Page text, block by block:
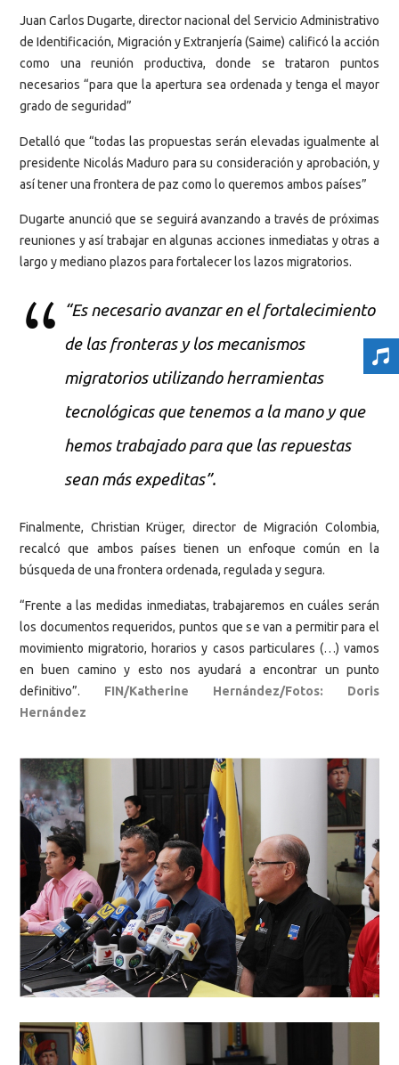
Juan Carlos Dugarte, director nacional del Servicio Administrativo
de Identificación, Migración y Extranjería (Saime) calificó la acción
como una reunión productiva, donde se trataron puntos
necesarios “para que la apertura sea ordenada y tenga el mayor
grado de seguridad”
Detalló que “todas las propuestas serán elevadas igualmente al
presidente Nicolás Maduro para su consideración y aprobación, y
así tener una frontera de paz como lo queremos ambos países”
Dugarte anunció que se seguirá avanzando a través de próximas
reuniones y así trabajar en algunas acciones inmediatas y otras a
largo y mediano plazos para fortalecer los lazos migratorios.
“Es necesario avanzar en el fortalecimiento
de las fronteras y los mecanismos
migratorios utilizando herramientas
tecnológicas que tenemos a la mano y que
hemos trabajado para que las repuestas
sean más expeditas”.
Finalmente, Christian Krüger, director de Migración Colombia,
recalcó que ambos países tienen un enfoque común en la
búsqueda de una frontera ordenada, regulada y segura.
“Frente a las medidas inmediatas, trabajaremos en cuáles serán
los documentos requeridos, puntos que se van a permitir para el
movimiento migratorio, horarios y casos particulares (…) vamos
en buen camino y esto nos ayudará a encontrar un punto
definitivo”.
FIN/Katherine Hernández/Fotos: Doris
Hernández